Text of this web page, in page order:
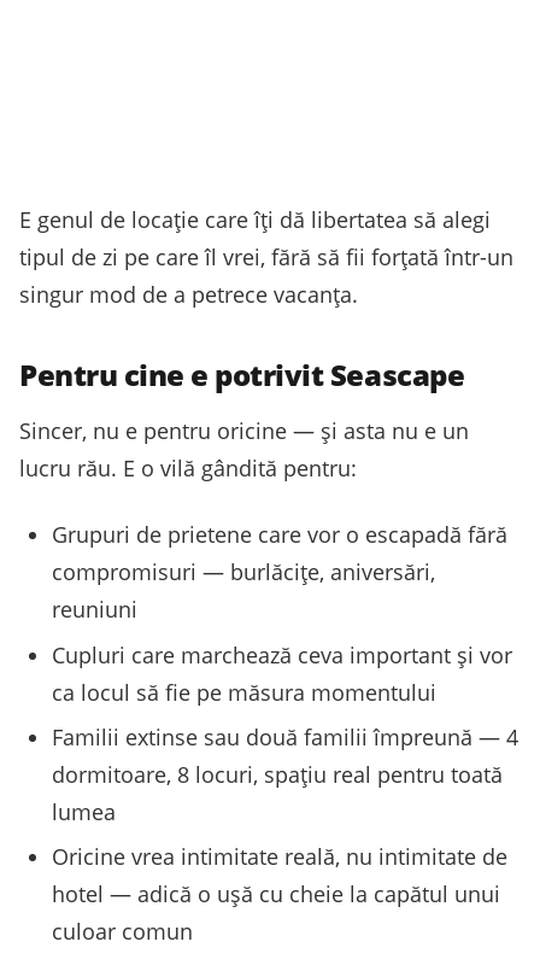
E genul de locație care îți dă libertatea să alegi
tipul de zi pe care îl vrei, fără să fii forțată într-un
singur mod de a petrece vacanța.
Pentru cine e potrivit Seascape
Sincer, nu e pentru oricine — și asta nu e un
lucru rău. E o vilă gândită pentru:
Grupuri de prietene care vor o escapadă fără
compromisuri — burlăcițe, aniversări,
reuniuni
Cupluri care marchează ceva important și vor
ca locul să fie pe măsura momentului
Familii extinse sau două familii împreună — 4
dormitoare, 8 locuri, spațiu real pentru toată
lumea
Oricine vrea intimitate reală, nu intimitate de
hotel — adică o ușă cu cheie la capătul unui
culoar comun